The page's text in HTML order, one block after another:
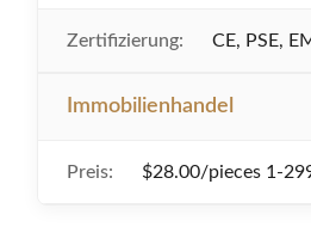
Zertifizierung: CE, PSE,
Immobilienhandel
Preis: $28.00/pieces 1-